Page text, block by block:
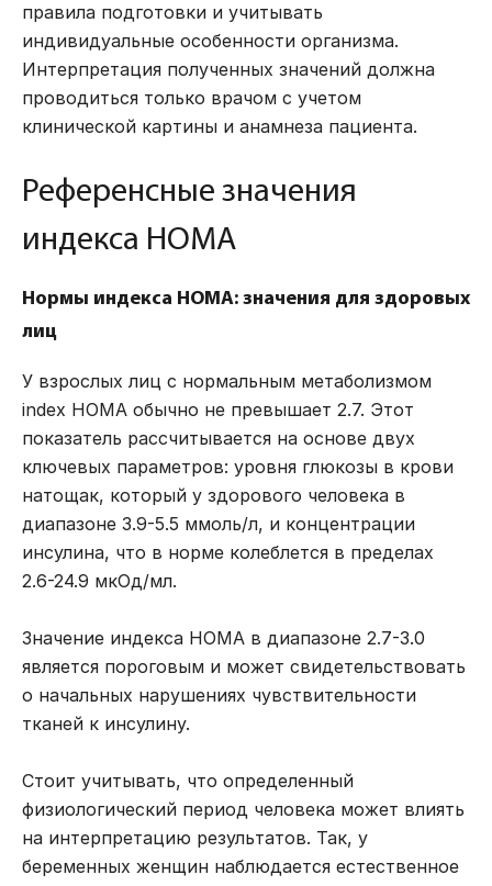
правила подготовки и учитывать
индивидуальные особенности организма.
Интерпретация полученных значений должна
проводиться только врачом с учетом
клинической картины и анамнеза пациента.
Референсные значения
индекса HOMA
Нормы индекса HOMA: значения для здоровых
лиц
У взрослых лиц с нормальным метаболизмом
index HOMA обычно не превышает 2.7. Этот
показатель рассчитывается на основе двух
ключевых параметров: уровня глюкозы в крови
натощак, который у здорового человека в
диапазоне 3.9-5.5 ммоль/л, и концентрации
инсулина, что в норме колеблется в пределах
2.6-24.9 мкОд/мл.
Значение индекса HOMA в диапазоне 2.7-3.0
является пороговым и может свидетельствовать
о начальных нарушениях чувствительности
тканей к инсулину.
Стоит учитывать, что определенный
физиологический период человека может влиять
на интерпретацию результатов. Так, у
беременных женщин наблюдается естественное